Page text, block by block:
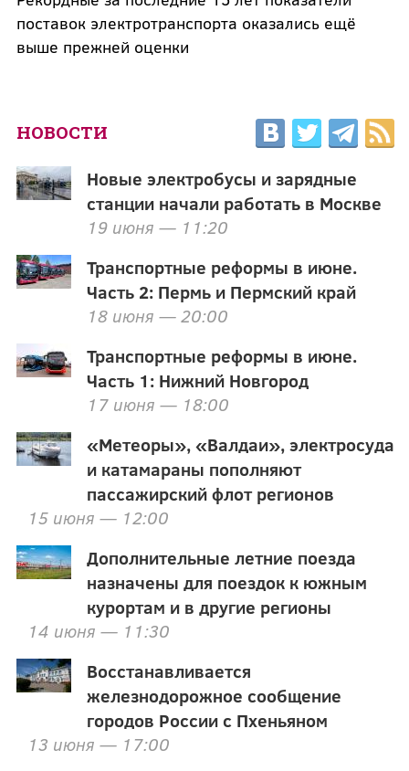
поставок электротранспорта оказались ещё
выше прежней оценки
НОВОСТИ
Новые электробусы и зарядные
станции начали работать в Москве
19 июня — 11:20
Транспортные реформы в июне.
Часть 2: Пермь и Пермский край
18 июня — 20:00
Транспортные реформы в июне.
Часть 1: Нижний Новгород
17 июня — 18:00
«Метеоры», «Валдаи», электросуда
и катамараны пополняют
пассажирский флот регионов
15 июня — 12:00
Дополнительные летние поезда
назначены для поездок к южным
курортам и в другие регионы
14 июня — 11:30
Восстанавливается
железнодорожное сообщение
городов России с Пхеньяном
13 июня — 17:00